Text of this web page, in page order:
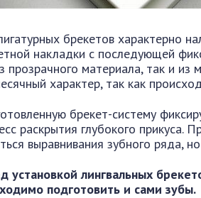
брекетов характерно
накладки с последующей
прозрачного материала, так и
характер, так как
брекет-систему
раскрытия глубокого прикуса.
выравнивания зубного ряда,
установкой лингвальных
подготовить и сами зубы.